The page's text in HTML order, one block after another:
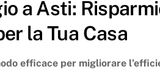
a Asti:
la Tua Casa
efficace per migliorare